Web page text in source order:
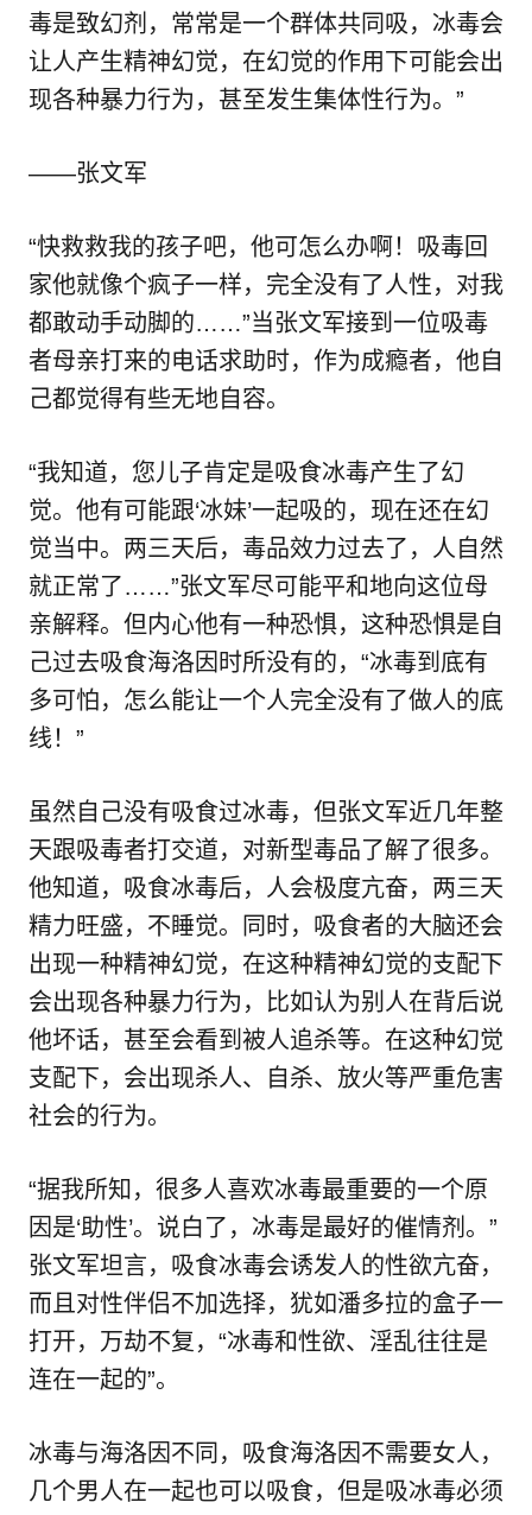
毒是致幻剂，常常是一个群体共同吸，冰毒会
让人产生精神幻觉，在幻觉的作用下可能会出
现各种暴力行为，甚至发生集体性行为。”
——张文军
“快救救我的孩子吧，他可怎么办啊！吸毒回
家他就像个疯子一样，完全没有了人性，对我
都敢动手动脚的……”当张文军接到一位吸毒
者母亲打来的电话求助时，作为成瘾者，他自
己都觉得有些无地自容。
“我知道，您儿子肯定是吸食冰毒产生了幻
觉。他有可能跟‘冰妹’一起吸的，现在还在幻
觉当中。两三天后，毒品效力过去了，人自然
就正常了……”张文军尽可能平和地向这位母
亲解释。但内心他有一种恐惧，这种恐惧是自
己过去吸食海洛因时所没有的，“冰毒到底有
多可怕，怎么能让一个人完全没有了做人的底
线！”
虽然自己没有吸食过冰毒，但张文军近几年整
天跟吸毒者打交道，对新型毒品了解了很多。
他知道，吸食冰毒后，人会极度亢奋，两三天
精力旺盛，不睡觉。同时，吸食者的大脑还会
出现一种精神幻觉，在这种精神幻觉的支配下
会出现各种暴力行为，比如认为别人在背后说
他坏话，甚至会看到被人追杀等。在这种幻觉
支配下，会出现杀人、自杀、放火等严重危害
社会的行为。
“据我所知，很多人喜欢冰毒最重要的一个原
因是‘助性’。说白了，冰毒是最好的催情剂。”
张文军坦言，吸食冰毒会诱发人的性欲亢奋，
而且对性伴侣不加选择，犹如潘多拉的盒子一
打开，万劫不复，“冰毒和性欲、淫乱往往是
连在一起的”。
冰毒与海洛因不同，吸食海洛因不需要女人，
几个男人在一起也可以吸食，但是吸冰毒必须